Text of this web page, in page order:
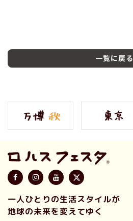
一覧に戻る
一人ひとりの生活スタイルが
地球の未来を変えてゆく